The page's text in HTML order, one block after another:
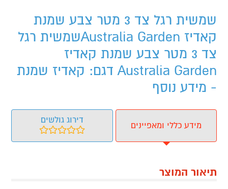
שמשית רגל צד 3 מטר צבע שמנת
קאדיז Australia Gardenשמשית רגל
צד 3 מטר צבע שמנת קאדיז
Australia Garden דגם: קאדיז שמנת
- מידע נוסף
מידע כללי ומאפיינים
דירוג גולשים
תיאור המוצר